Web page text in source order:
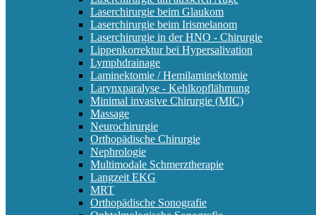
Laserchirurgie beim Glaukom
Laserchirurgie beim Irismelanom
Laserchirurgie in der HNO - Chirurgie
Lippenkorrektur bei Hypersalivation
Lymphdrainage
Laminektomie / Hemilaminektomie
Larynxparalyse - Kehlkopflähmung
Minimal invasive Chirurgie (MIC)
Massage
Neurochirurgie
Orthopädische Chirurgie
Nephrologie
Multimodale Schmerztherapie
Langzeit EKG
MRT
Orthopädische Sonografie